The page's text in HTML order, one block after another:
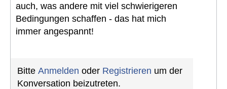
auch, was andere mit viel schwierigeren
Bedingungen schaffen - das hat mich
immer angespannt!
Bitte Anmelden oder Registrieren um der
Konversation beizutreten.